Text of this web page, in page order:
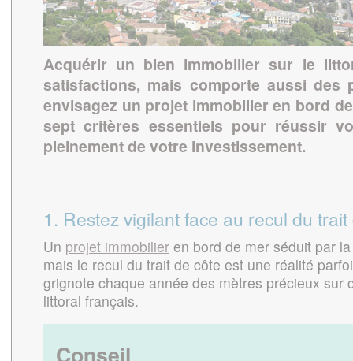
Acquérir un bien immobilier sur le
satisfactions, mais comporte aussi des
envisagez un projet immobilier en bord
sept critères essentiels pour réussir
pleinement de votre investissement.
1. Restez vigilant face au recul du
Un projet immobilier en bord de mer séduit par
mais le recul du trait de côte est une réalité
grignote chaque année des mètres précieux sur
littoral français.
Conseil